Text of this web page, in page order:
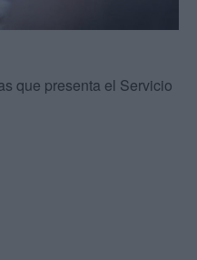
que presenta el Servicio